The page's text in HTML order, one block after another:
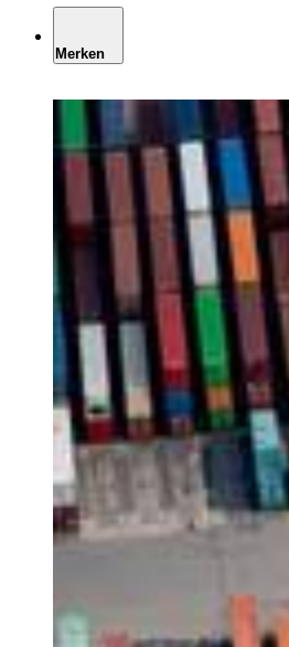
Merken